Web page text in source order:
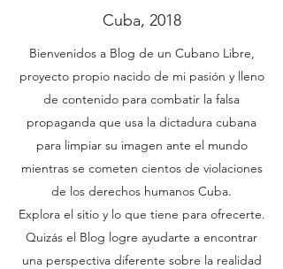
Cuba, 2018
Bienvenidos a Blog de un Cubano Libre,
proyecto propio nacido de mi pasión y lleno
de contenido para combatir la falsa
propaganda que usa la dictadura cubana
para limpiar su imagen ante el mundo
mientras se cometen cientos de violaciones
de los derechos humanos Cuba.
Explora el sitio y lo que tiene para ofrecerte.
Quizás el Blog logre ayudarte a encontrar
una perspectiva diferente sobre la realidad